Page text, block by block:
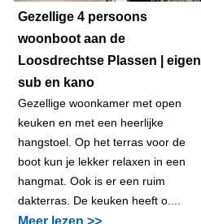
Gezellige 4 persoons
woonboot aan de
Loosdrechtse Plassen | eigen
sub en kano
Gezellige woonkamer met open
keuken en met een heerlijke
hangstoel. Op het terras voor de
boot kun je lekker relaxen in een
hangmat. Ook is er een ruim
dakterras. De keuken heeft o....
Meer lezen >>